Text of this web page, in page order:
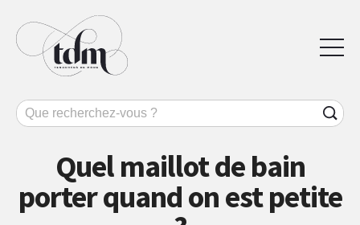
Quel maillot de bain
porter quand on est petite